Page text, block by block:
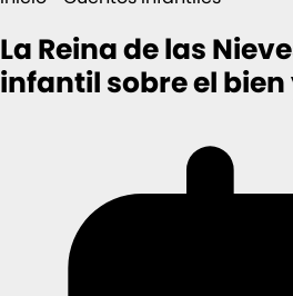
La Reina de las
infantil sobre el bien